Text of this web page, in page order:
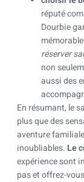
réputé
Dourbie
réserver
non
aussi des
En résumant, le
plus que des
aventure
inoubliables. Le
expérience sont
pas et offrez-